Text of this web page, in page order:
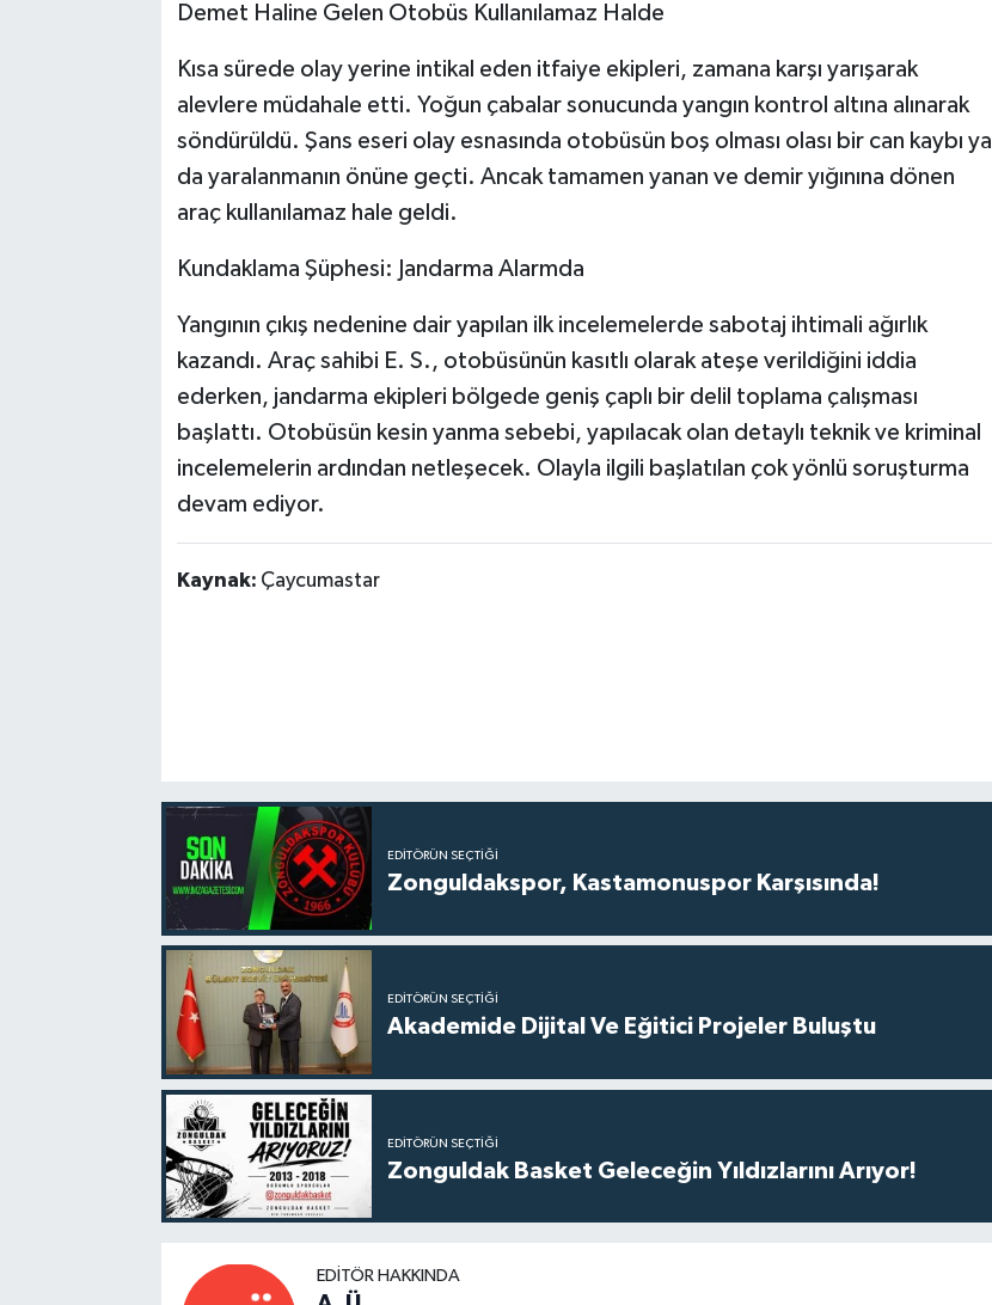
Demet Haline Gelen Otobüs Kullanılamaz Halde
Kısa sürede olay yerine intikal eden itfaiye ekipleri, zamana karşı yarışarak
alevlere müdahale etti. Yoğun çabalar sonucunda yangın kontrol altına alınarak
söndürüldü. Şans eseri olay esnasında otobüsün boş olması olası bir can kaybı ya
da yaralanmanın önüne geçti. Ancak tamamen yanan ve demir yığınına dönen
araç kullanılamaz hale geldi.
Kundaklama Şüphesi: Jandarma Alarmda
Yangının çıkış nedenine dair yapılan ilk incelemelerde sabotaj ihtimali ağırlık
kazandı. Araç sahibi E. S., otobüsünün kasıtlı olarak ateşe verildiğini iddia
ederken, jandarma ekipleri bölgede geniş çaplı bir delil toplama çalışması
başlattı. Otobüsün kesin yanma sebebi, yapılacak olan detaylı teknik ve kriminal
incelemelerin ardından netleşecek. Olayla ilgili başlatılan çok yönlü soruşturma
devam ediyor.
Kaynak: Çaycumastar
EDITÖRÜN SEÇTIĞI
Zonguldakspor, Kastamonuspor Karşısında!
EDITÖRÜN SEÇTIĞI
Akademide Dijital Ve Eğitici Projeler Buluştu
EDITÖRÜN SEÇTIĞI
Zonguldak Basket Geleceğin Yıldızlarını Arıyor!
EDITÖR HAKKINDA